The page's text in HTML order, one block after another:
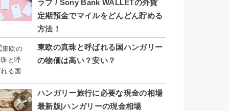
ラブ / Sony Bank WALLETの外貨
定期預金でマイルをどんどん貯める
方法！
東欧の真珠と呼ばれる国ハンガリー
の物価は高い？安い？
ハンガリー旅行に必要な現金の相場
最新版|ハンガリーの現金相場